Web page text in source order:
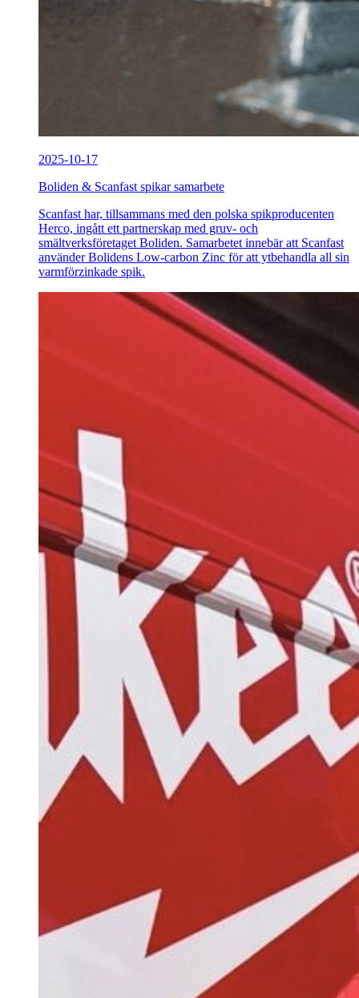
2025-10-17
Boliden & Scanfast spikar samarbete
Scanfast har, tillsammans med den polska spikproducenten
Herco, ingått ett partnerskap med gruv- och
smältverksföretaget Boliden. Samarbetet innebär att Scanfast
använder Bolidens Low-carbon Zinc för att ytbehandla all sin
varmförzinkade spik.